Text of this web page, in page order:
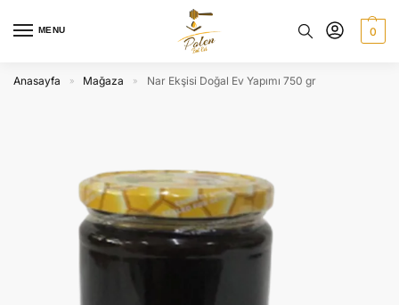
MENU 0
Anasayfa » Mağaza » Nar Ekşisi Doğal Ev Yapımı 750 gr